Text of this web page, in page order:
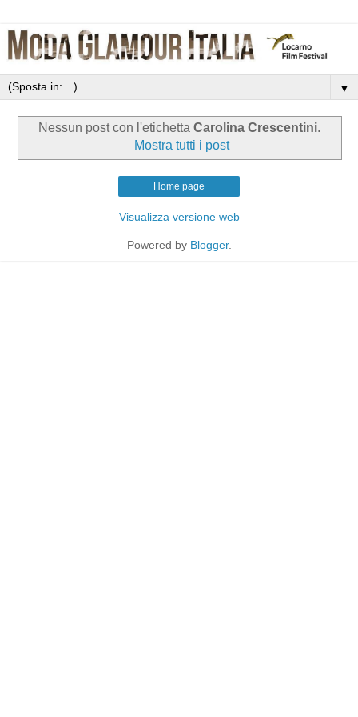
▼
Nessun post con l'etichetta Carolina Crescentini.
Mostra tutti i post
Home page
Visualizza versione web
Powered by Blogger.